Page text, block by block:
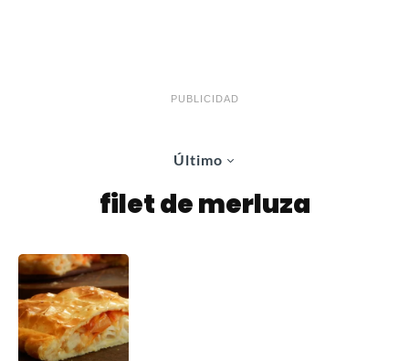
PUBLICIDAD
Último
filet de merluza